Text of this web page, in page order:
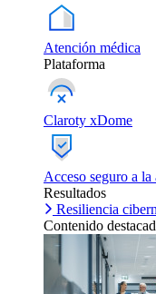
Atención médica
Plataforma
Claroty xDome
Acceso seguro a
Resultados
Resiliencia
Contenido